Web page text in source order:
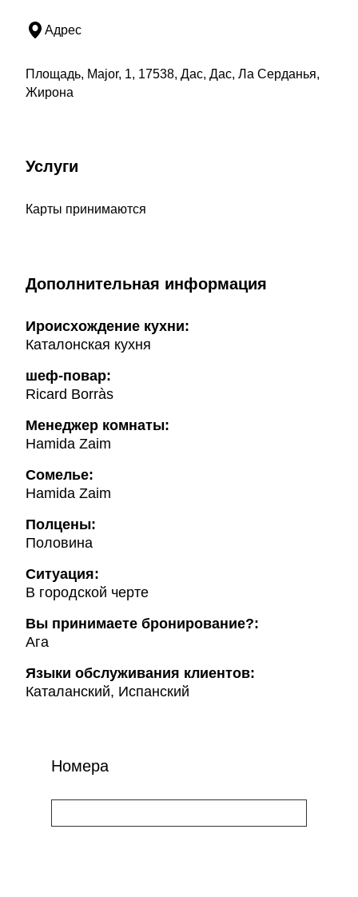
Адрес
Площадь, Major, 1, 17538, Дас, Дас, Ла Серданья,
Жирона
Услуги
Карты принимаются
Дополнительная информация
Ироисхождение кухни:
Каталонская кухня
шеф-повар:
Ricard Borràs
Менеджер комнаты:
Hamida Zaim
Cомелье:
Hamida Zaim
Полцены:
Половина
Ситуация:
В городской черте
Вы принимаете бронирование?:
Ага
Языки обслуживания клиентов:
Каталанский, Испанский
Номера